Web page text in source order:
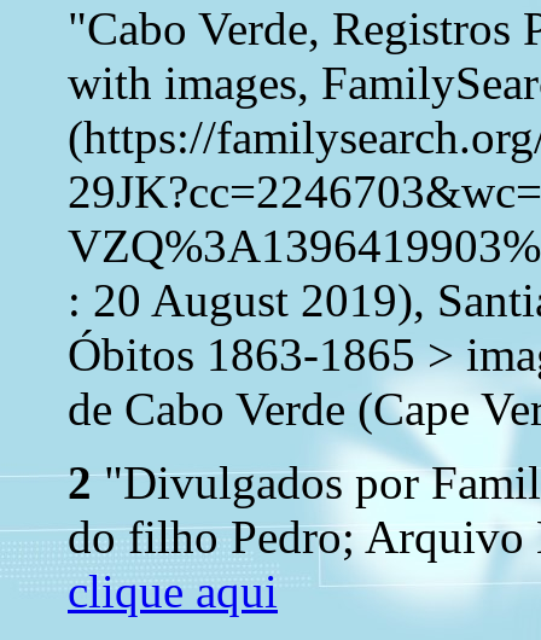
"Cabo Verde, Registros
with images,
(https://
: 20 August 2019),
Óbitos 1863-1865 >
de Cabo Verde (Cape
2"Divulgados por
do filho Pedro; Arquivo
clique aqui